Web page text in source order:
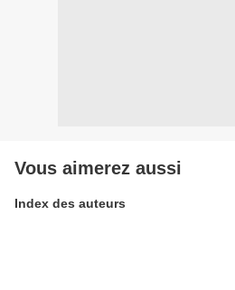
Vous aimerez aussi
Index des auteurs